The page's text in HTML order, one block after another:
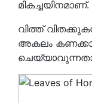
മികച്ചയിനമാണ്.
വിത്ത്
അകലം